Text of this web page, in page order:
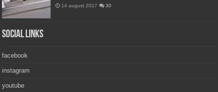
14 august 2017 30
Social Links
facebook
instagram
youtube